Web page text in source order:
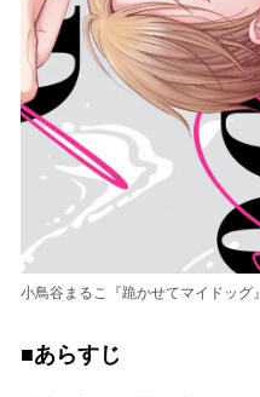
小鳥谷まるこ『跪かせてマイドッグ』
■あらすじ